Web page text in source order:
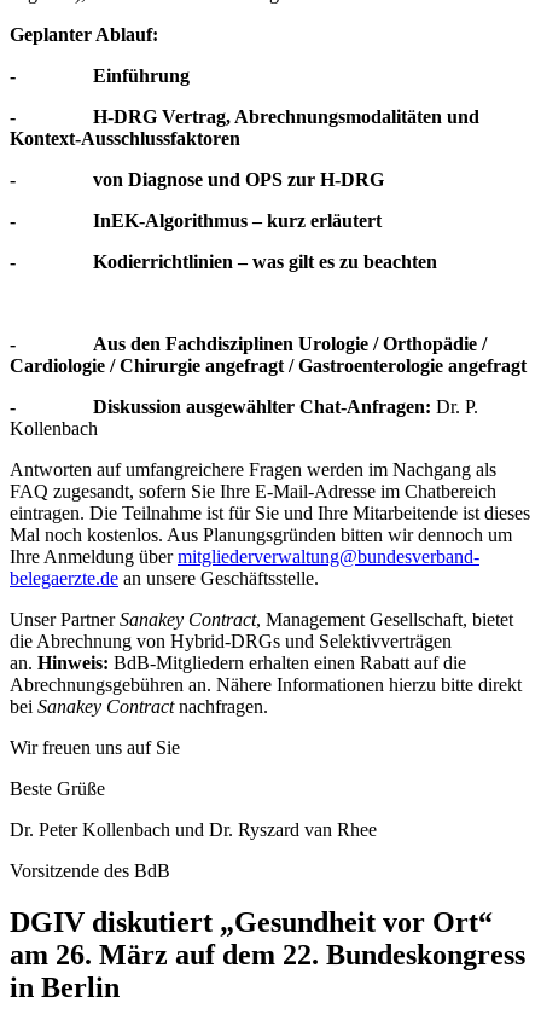
Geplanter Ablauf:
- Einführung
- H-DRG Vertrag, Abrechnungsmodalitäten und
Kontext-Ausschlussfaktoren
- von Diagnose und OPS zur H-DRG
- InEK-Algorithmus – kurz erläutert
- Kodierrichtlinien – was gilt es zu beachten
- Aus den Fachdisziplinen Urologie / Orthopädie /
Cardiologie / Chirurgie angefragt / Gastroenterologie angefragt
- Diskussion ausgewählter Chat-Anfragen: Dr. P.
Kollenbach
Antworten auf umfangreichere Fragen werden im Nachgang als
FAQ zugesandt, sofern Sie Ihre E-Mail-Adresse im Chatbereich
eintragen. Die Teilnahme ist für Sie und Ihre Mitarbeitende ist dieses
Mal noch kostenlos. Aus Planungsgründen bitten wir dennoch um
Ihre Anmeldung übermitgliederverwaltung@bundesverband-
belegaerzte.de an unsere Geschäftsstelle.
Unser PartnerSanakey Contract, Management Gesellschaft, bietet
die Abrechnung von Hybrid-DRGs und Selektivverträgen
an. Hinweis: BdB-Mitgliedern erhalten einen Rabatt auf die
Abrechnungsgebühren an. Nähere Informationen hierzu bitte direkt
bei Sanakey Contractnachfragen.
Wir freuen uns auf Sie
Beste Grüße
Dr. Peter Kollenbach und Dr. Ryszard van Rhee
Vorsitzende des BdB
DGIV diskutiert „Gesundheit vor Ort“
am 26. März auf dem 22. Bundeskongress
in Berlin